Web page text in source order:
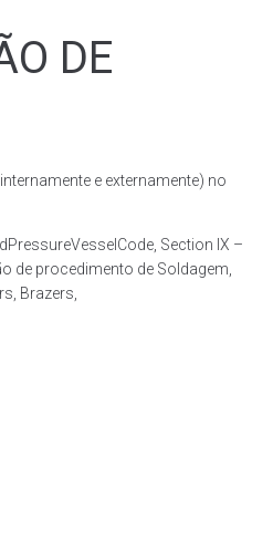
DE
e externamente) no
Section IX –
de procedimento de Soldagem,
Brazers,